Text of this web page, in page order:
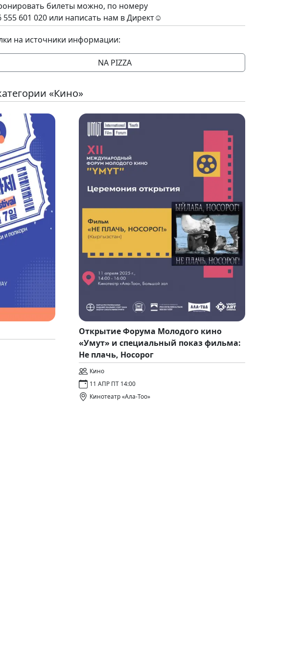
билеты можно, по номеру
555 601 020 или написать нам в Директ☺️
на источники информации:
NA PIZZA
«Кино»
Открытие Форума Молодого кино
«Умут» и специальный показ фильма:
Не плачь, Носорог
Кино
11 АПР ПТ 14:00
Кинотеатр «Ала-Тоо»